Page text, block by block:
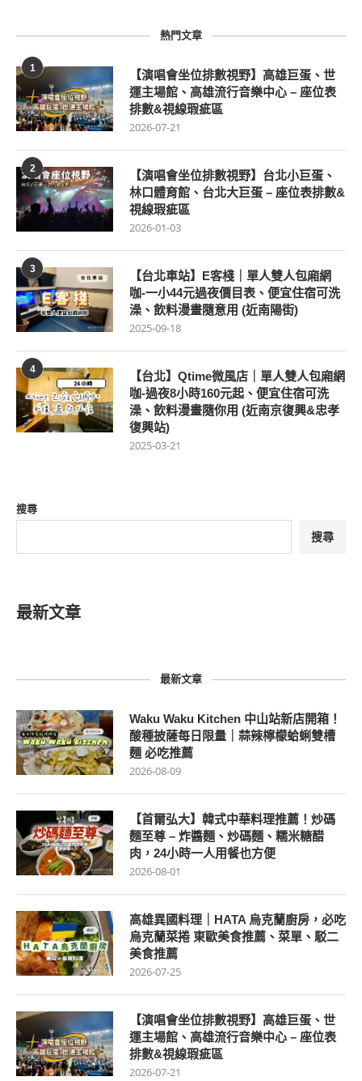
熱門文章
1
【演唱會坐位排數視野】高雄巨蛋、世
運主場館、高雄流行音樂中心 – 座位表
排數&視線瑕疵區
2026-07-21
2
【演唱會坐位排數視野】台北小巨蛋、
林口體育館、台北大巨蛋 – 座位表排數&
視線瑕疵區
2026-01-03
3
【台北車站】E客棧｜單人雙人包廂網
咖-一小44元過夜價目表、便宜住宿可洗
澡、飲料漫畫隨意用 (近南陽街)
2025-09-18
4
【台北】Qtime微風店｜單人雙人包廂網
咖-過夜8小時160元起、便宜住宿可洗
澡、飲料漫畫隨你用 (近南京復興&忠孝
復興站)
2025-03-21
搜尋
搜尋
最新文章
最新文章
Waku Waku Kitchen 中山站新店開箱！
酸種披薩每日限量｜蒜辣檸檬蛤蜊雙槽
麵 必吃推薦
2026-08-09
【首爾弘大】韓式中華料理推薦！炒碼
麵至尊 – 炸醬麵、炒碼麵、糯米糖醋
肉，24小時一人用餐也方便
2026-08-01
高雄異國料理｜HATA 烏克蘭廚房，必吃
烏克蘭菜捲 東歐美食推薦、菜單、駁二
美食推薦
2026-07-25
【演唱會坐位排數視野】高雄巨蛋、世
運主場館、高雄流行音樂中心 – 座位表
排數&視線瑕疵區
2026-07-21